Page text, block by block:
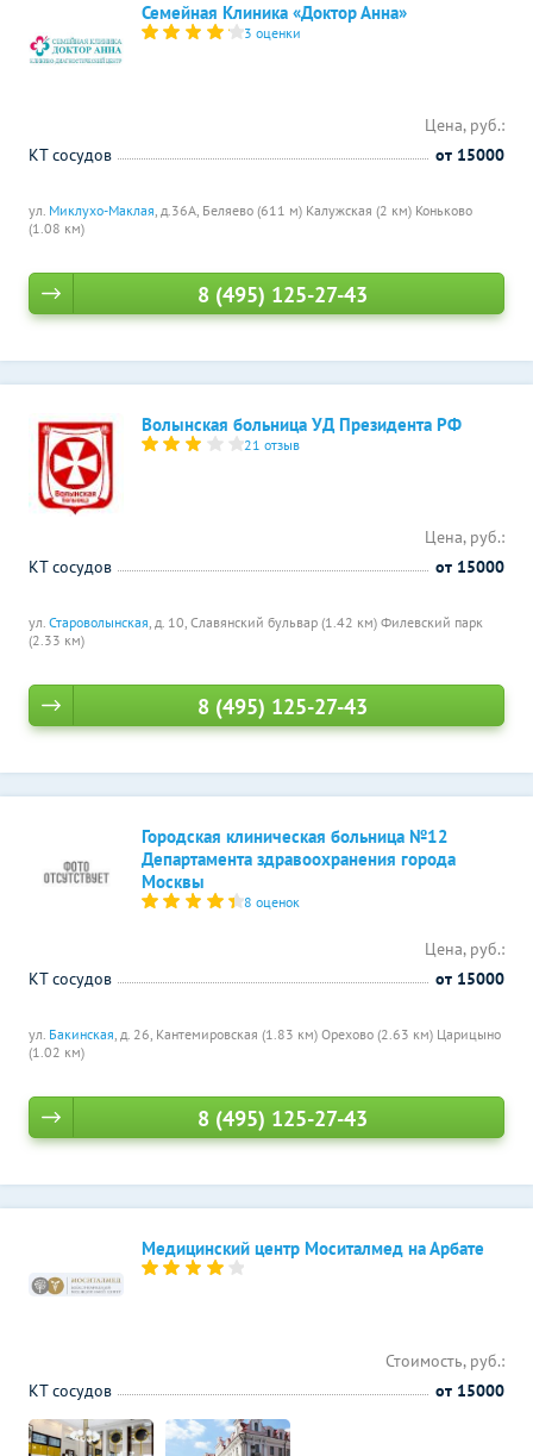
Семейная Клиника «Доктор Анна»
3 оценки
ул. Миклухо-Маклая, д.36А, Беляево (611 м) Калужская (2 км) Коньково
(1.08 км)
Цена, руб.:
КТ сосудов
от 15000
8 (495) 125-27-43
Волынская больница УД Президента РФ
21 отзыв
ул. Староволынская, д. 10, Славянский бульвар (1.42 км) Филевский парк
(2.33 км)
Цена, руб.:
КТ сосудов
от 15000
8 (495) 125-27-43
Городская клиническая больница №12
Департамента здравоохранения города
Москвы
8 оценок
ул. Бакинская, д. 26, Кантемировская (1.83 км) Орехово (2.63 км) Царицыно
(1.02 км)
Цена, руб.:
КТ сосудов
от 15000
8 (495) 125-27-43
Медицинский центр Моситалмед на Арбате
Стоимость, руб.:
КТ сосудов
от 15000